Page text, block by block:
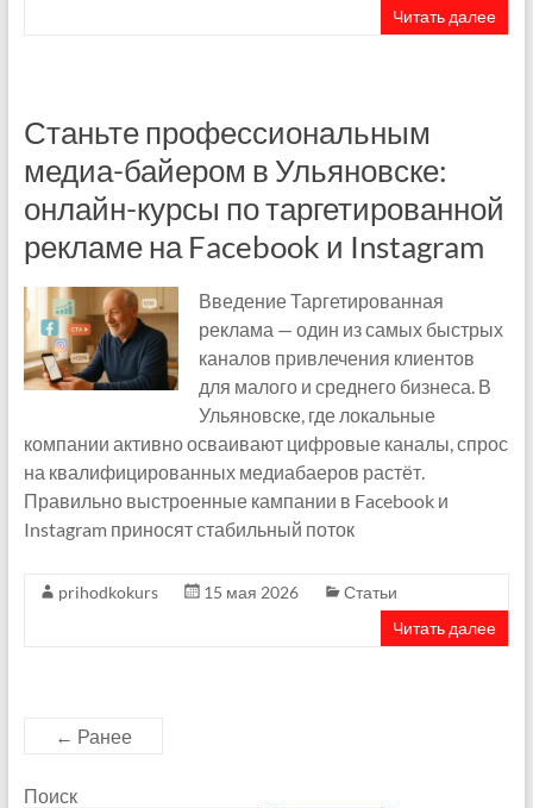
Читать далее
Станьте профессиональным
медиа-байером в Ульяновске:
онлайн-курсы по таргетированной
рекламе на Facebook и Instagram
Введение Таргетированная
реклама — один из самых быстрых
каналов привлечения клиентов
для малого и среднего бизнеса. В
Ульяновске, где локальные
компании активно осваивают цифровые каналы, спрос
на квалифицированных медиабаеров растёт.
Правильно выстроенные кампании в Facebook и
Instagram приносят стабильный поток
prihodkokurs 15 мая 2026
Статьи
Читать далее
← Ранее
Поиск